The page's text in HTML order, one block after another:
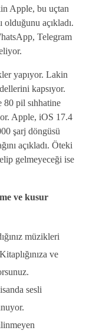
Apple, bu uçtan
açıkladı.
Telegram
yapıyor. Lakin
kapsıyor.
pil sıhhatine
Apple, iOS 17.4
şarj döngüsü
açıkladı. Öteki
gelmeyeceği ise
ve kusur
müzikleri
ve
sesli